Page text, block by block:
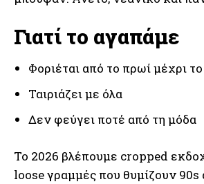
Γιατί το αγαπάμε
Φοριέται από το πρωί μέχρι
Ταιριάζει με όλα
Δεν φεύγει ποτέ από τη μόδα
Το 2026 βλέπουμε cropped
loose γραμμές που θυμίζουν 90s